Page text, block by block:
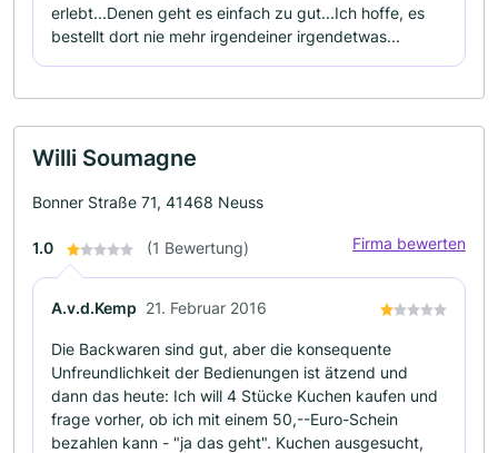
erlebt...Denen geht es einfach zu gut...Ich hoffe, es
bestellt dort nie mehr irgendeiner irgendetwas...
Willi Soumagne
Bonner Straße 71, 41468 Neuss
1.0 (1 Bewertung) Firma bewerten
A.v.d.Kemp 21. Februar 2016
Die Backwaren sind gut, aber die konsequente
Unfreundlichkeit der Bedienungen ist ätzend und
dann das heute: Ich will 4 Stücke Kuchen kaufen und
frage vorher, ob ich mit einem 50,--Euro-Schein
bezahlen kann - "ja das geht". Kuchen ausgesucht,